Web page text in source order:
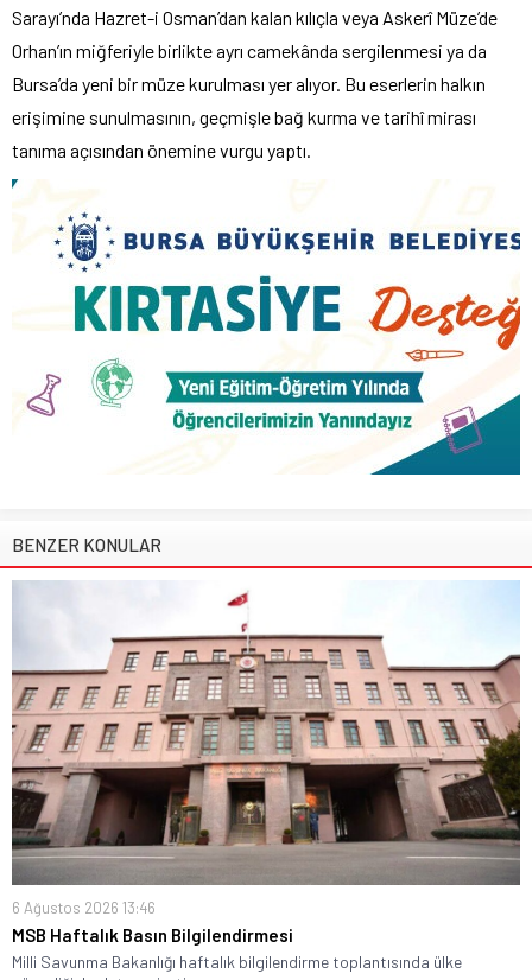
Sarayı’nda Hazret-i Osman’dan kalan kılıçla veya Askerî Müze’de
Orhan’ın miğferiyle birlikte ayrı camekânda sergilenmesi ya da
Bursa’da yeni bir müze kurulması yer alıyor. Bu eserlerin halkın
erişimine sunulmasının, geçmişle bağ kurma ve tarihî mirası
tanıma açısından önemine vurgu yaptı.
BENZER KONULAR
6 Ağustos 2026 13:46
MSB Haftalık Basın Bilgilendirmesi
Milli Savunma Bakanlığı haftalık bilgilendirme toplantısında ülke